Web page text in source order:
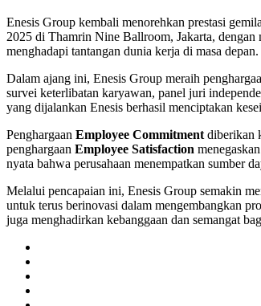
Enesis Group kembali menorehkan prestasi
2025 di Thamrin Nine Ballroom, Jakarta, dengan
menghadapi tantangan dunia kerja di masa depan.
Dalam ajang ini, Enesis Group meraih
survei keterlibatan karyawan, panel juri
yang dijalankan Enesis berhasil menciptakan
Penghargaan Employee Commitmentdiberikan
penghargaan Employee Satisfaction
nyata bahwa perusahaan menempatkan sumber
Melalui pencapaian ini, Enesis Group semakin
untuk terus berinovasi dalam mengembangkan
juga menghadirkan kebanggaan dan semangat